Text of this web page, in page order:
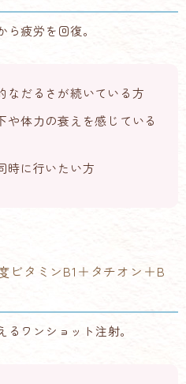
疲労を回復。
なだるさが続いている方
や体力の衰えを感じている
時に行いたい方
ビタミンB1＋タチオン＋B
ワンショット注射。